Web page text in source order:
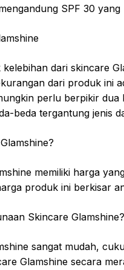
SPF 30
dari skincare
dari produk ini
perlu berpikir
beda tergantung jenis
memiliki harga
produk ini berkisar
Skincare Glamshine?
sangat mudah,
Glamshine secara